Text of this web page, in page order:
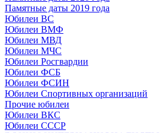
Памятные даты 2019 года
Юбилеи ВС
Юбилеи ВМФ
Юбилеи МВД
Юбилеи МЧС
Юбилеи Росгвардии
Юбилеи ФСБ
Юбилеи ФСИН
Юбилеи Спортивных организаций
Прочие юбилеи
Юбилеи ВКС
Юбилеи СССР